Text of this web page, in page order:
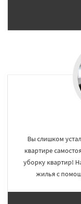
Вы слишком
квартире
уборку квартир!
жилья с